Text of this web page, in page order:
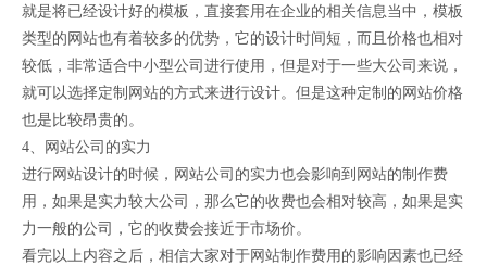
就是将已经设计好的模板，直接套用在企业的相关信息当中，模板
类型的网站也有着较多的优势，它的设计时间短，而且价格也相对
较低，非常适合中小型公司进行使用，但是对于一些大公司来说，
就可以选择定制网站的方式来进行设计。但是这种定制的网站价格
也是比较昂贵的。
4、网站公司的实力
进行网站设计的时候，网站公司的实力也会影响到网站的制作费
用，如果是实力较大公司，那么它的收费也会相对较高，如果是实
力一般的公司，它的收费会接近于市场价。
看完以上内容之后，相信大家对于网站制作费用的影响因素也已经